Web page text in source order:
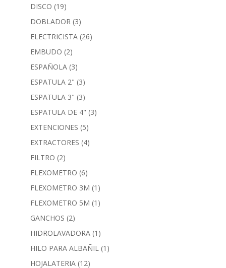
DISCO (19)
DOBLADOR (3)
ELECTRICISTA (26)
EMBUDO (2)
ESPAÑOLA (3)
ESPATULA 2" (3)
ESPATULA 3" (3)
ESPATULA DE 4" (3)
EXTENCIONES (5)
EXTRACTORES (4)
FILTRO (2)
FLEXOMETRO (6)
FLEXOMETRO 3M (1)
FLEXOMETRO 5M (1)
GANCHOS (2)
HIDROLAVADORA (1)
HILO PARA ALBAÑIL (1)
HOJALATERIA (12)